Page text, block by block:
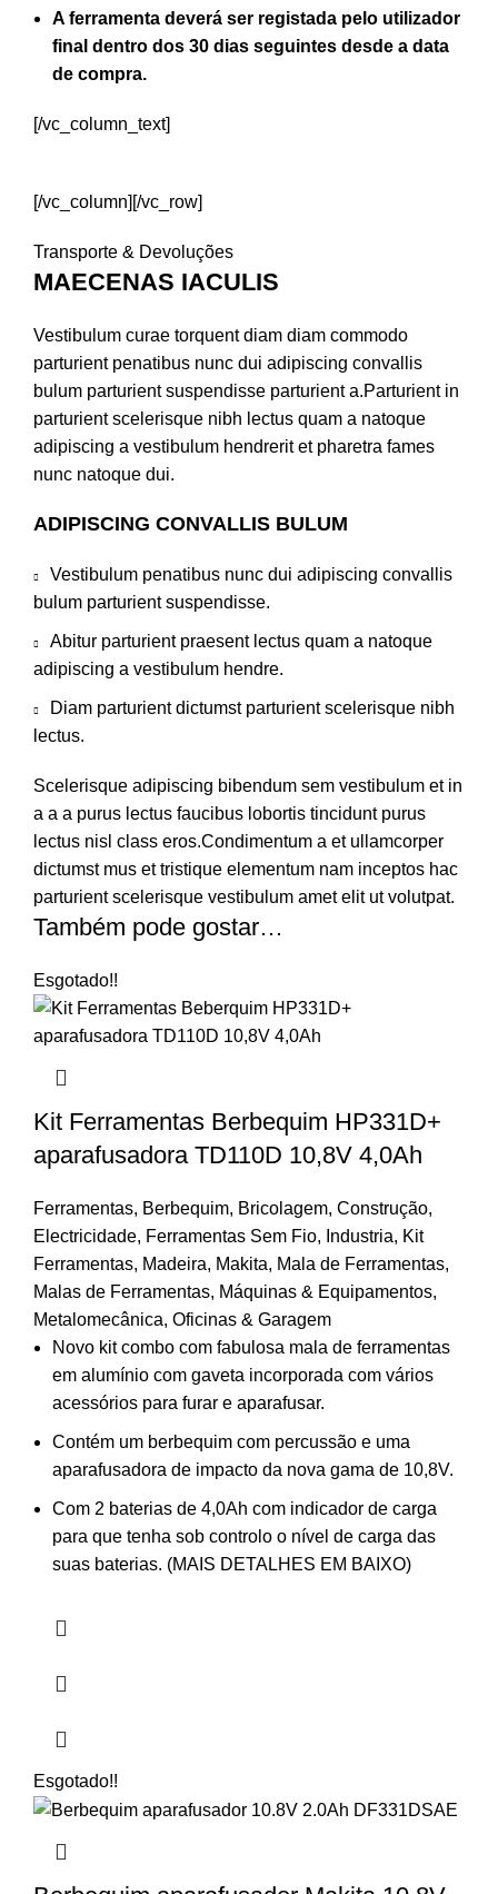
A ferramenta deverá ser registada pelo utilizador
final dentro dos 30 dias seguintes desde a data
de compra.
[/vc_column_text]
[/vc_column][/vc_row]
Transporte & Devoluções
MAECENAS IACULIS
Vestibulum curae torquent diam diam commodo
parturient penatibus nunc dui adipiscing convallis
bulum parturient suspendisse parturient a.Parturient in
parturient scelerisque nibh lectus quam a natoque
adipiscing a vestibulum hendrerit et pharetra fames
nunc natoque dui.
ADIPISCING CONVALLIS BULUM
Vestibulum penatibus nunc dui adipiscing convallis
bulum parturient suspendisse.
Abitur parturient praesent lectus quam a natoque
adipiscing a vestibulum hendre.
Diam parturient dictumst parturient scelerisque nibh
lectus.
Scelerisque adipiscing bibendum sem vestibulum et in
a a a purus lectus faucibus lobortis tincidunt purus
lectus nisl class eros.Condimentum a et ullamcorper
dictumst mus et tristique elementum nam inceptos hac
parturient scelerisque vestibulum amet elit ut volutpat.
Também pode gostar…
Esgotado!!
Kit Ferramentas Berbequim HP331D+
aparafusadora TD110D 10,8V 4,0Ah
Ferramentas, Berbequim, Bricolagem, Construção,
Electricidade, Ferramentas Sem Fio, Industria, Kit
Ferramentas, Madeira, Makita, Mala de Ferramentas,
Malas de Ferramentas, Máquinas & Equipamentos,
Metalomecânica, Oficinas & Garagem
Novo kit combo com fabulosa mala de ferramentas
em alumínio com gaveta incorporada com vários
acessórios para furar e aparafusar.
Contém um berbequim com percussão e uma
aparafusadora de impacto da nova gama de 10,8V.
Com 2 baterias de 4,0Ah com indicador de carga
para que tenha sob controlo o nível de carga das
suas baterias. (MAIS DETALHES EM BAIXO)
Esgotado!!